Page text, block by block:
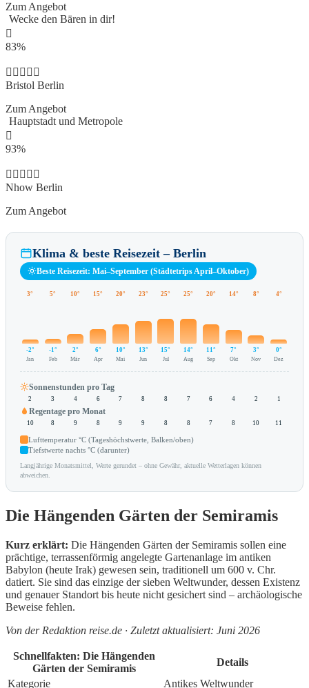
Zum Angebot
Wecke den Bären in dir!
83%
Bristol Berlin
Zum Angebot
Hauptstadt und Metropole
93%
Nhow Berlin
Zum Angebot
Klima & beste Reisezeit – Berlin
Beste Reisezeit: Mai–September (Städtetrips April–Oktober)
3°
-2°
Jan
5°
-1°
Feb
10°
2°
Mär
15°
6°
Apr
20°
10°
Mai
23°
13°
Jun
25°
15°
Jul
25°
14°
Aug
20°
11°
Sep
14°
7°
Okt
8°
3°
Nov
4°
0°
Dez
Sonnenstunden pro Tag
2 3 4 6 7 8 8 7 6 4 2 1
Regentage pro Monat
10 8 9 8 9 9 8 8 7 8 10 11
Lufttemperatur °C (Tageshöchstwerte, Balken/oben)
Tiefstwerte nachts °C (darunter)
Langjährige Monatsmittel, Werte gerundet – ohne Gewähr, aktuelle Wetterlagen können
abweichen.
Die Hängenden Gärten der Semiramis
Kurz erklärt: Die Hängenden Gärten der Semiramis sollen eine
prächtige, terrassenförmig angelegte Gartenanlage im antiken
Babylon (heute Irak) gewesen sein, traditionell um 600 v. Chr.
datiert. Sie sind das einzige der sieben Weltwunder, dessen Existenz
und genauer Standort bis heute nicht gesichert sind – archäologische
Beweise fehlen.
Von der Redaktion reise.de · Zuletzt aktualisiert: Juni 2026
Schnellfakten: Die Hängenden
Gärten der Semiramis
Details
Kategorie
Antikes Weltwunder